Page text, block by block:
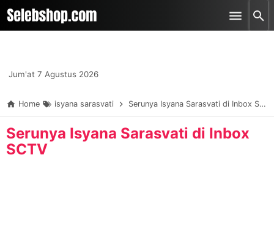
-->
Skip to main content
Jum'at 7 Agustus 2026
Home isyana sarasvati Serunya Isyana Sarasvati di Inbox SCTV
Serunya Isyana Sarasvati di Inbox
SCTV